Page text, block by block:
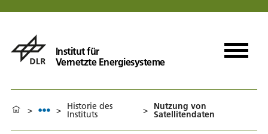
Institut für
Vernetzte Energiesysteme
> > Historie des
Instituts > Nutzung von
Satellitendaten